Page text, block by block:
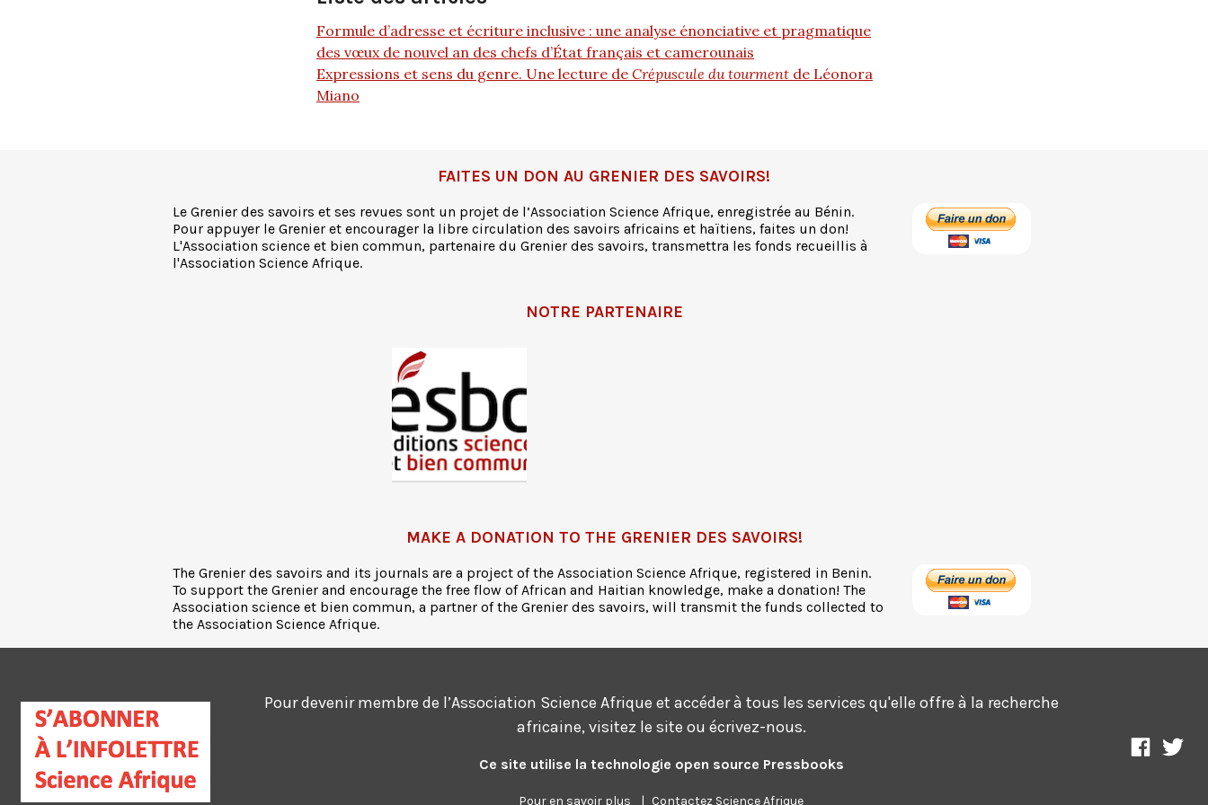
Formule d’adresse et écriture inclusive : une analyse énonciative et pragmatique
des vœux de nouvel an des chefs d’État français et camerounais
Expressions et sens du genre. Une lecture de Crépuscule du tourment de Léonora
Miano
FAITES UN DON AU GRENIER DES SAVOIRS!
Le Grenier des savoirs et ses revues sont un projet de l’Association Science Afrique, enregistrée au Bénin.
Pour appuyer le Grenier et encourager la libre circulation des savoirs africains et haïtiens, faites un don!
L'Association science et bien commun, partenaire du Grenier des savoirs, transmettra les fonds recueillis à
l'Association Science Afrique.
NOTRE PARTENAIRE
MAKE A DONATION TO THE GRENIER DES SAVOIRS!
The Grenier des savoirs and its journals are a project of the Association Science Afrique, registered in Benin.
To support the Grenier and encourage the free flow of African and Haitian knowledge, make a donation! The
Association science et bien commun, a partner of the Grenier des savoirs, will transmit the funds collected to
the Association Science Afrique.
Pour devenir membre de l’Association Science Afrique et accéder à tous les services qu'elle offre à la recherche
africaine, visitez le site ou écrivez-nous.
Ce site utilise la technologie open source Pressbooks
Pour en savoir plus | Contactez Science Afrique
Science